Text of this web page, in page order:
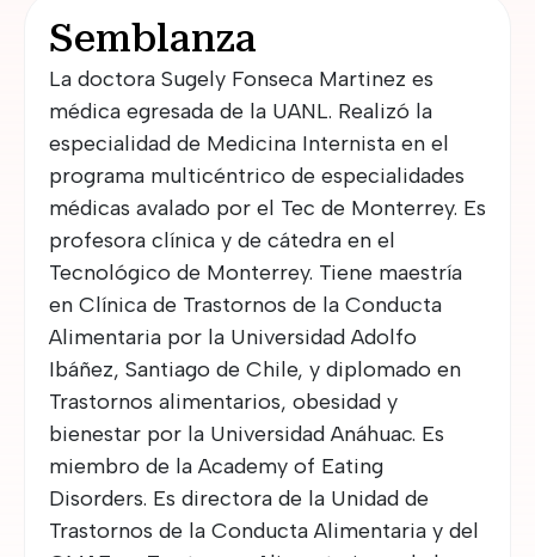
Semblanza
La doctora Sugely Fonseca Martinez es
médica egresada de la UANL. Realizó la
especialidad de Medicina Internista en el
programa multicéntrico de especialidades
médicas avalado por el Tec de Monterrey. Es
profesora clínica y de cátedra en el
Tecnológico de Monterrey. Tiene maestría
en Clínica de Trastornos de la Conducta
Alimentaria por la Universidad Adolfo
Ibáñez, Santiago de Chile, y diplomado en
Trastornos alimentarios, obesidad y
bienestar por la Universidad Anáhuac. Es
miembro de la Academy of Eating
Disorders. Es directora de la Unidad de
Trastornos de la Conducta Alimentaria y del